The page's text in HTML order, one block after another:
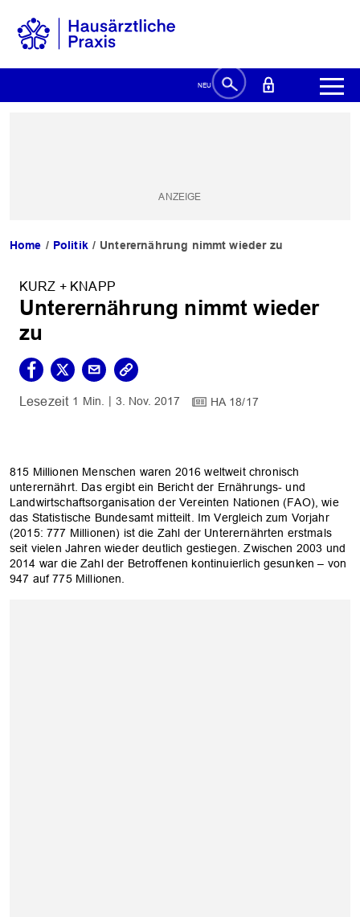
Home Politik Unterernährung nimmt wieder zu
KURZ + KNAPP
Unterernährung nimmt wieder
zu
1 Min. 3. Nov. 2017 HA 18/17
815 Millionen Menschen waren 2016 weltweit chronisch
unterernährt. Das ergibt ein Bericht der Ernährungs- und
Landwirtschaftsorganisation der Vereinten Nationen (FAO), wie
das Statistische Bundesamt mitteilt. Im Vergleich zum Vorjahr
(2015: 777 Millionen) ist die Zahl der Unterernährten erstmals
seit vielen Jahren wieder deutlich gestiegen. Zwischen 2003 und
2014 war die Zahl der Betroffenen kontinuierlich gesunken – von
947 auf 775 Millionen.